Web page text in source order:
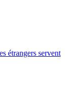
étrangers servent